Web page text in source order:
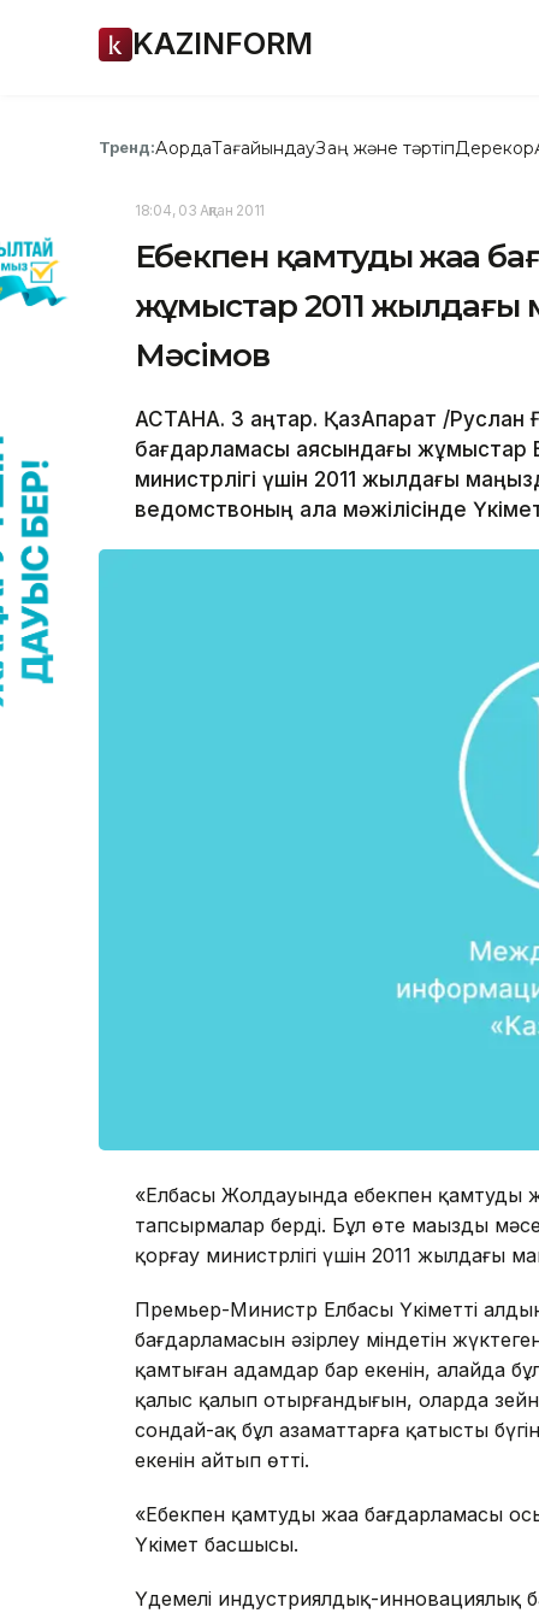
KAZINFORM
Тренд:АқордаТағайындауЗаң және тәртіпДерекқор
18:04, 03 Ақпан 2011
Еңбекпен қамтудың жаңа
жұмыстар 2011 жылдағы
Мәсімов
АСТАНА. 3 қаңтар. ҚазАқпарат /
бағдарламасы аясындағы жұмыстар
министрлігі үшін 2011 жылдағы
ведомствоның алқа мәжілісінде
«Елбасы Жолдауында еңбекпен қамтудың
тапсырмалар берді. Бұл өте маңызды
қорғау министрлігі үшін 2011 жылдағы
Премьер-Министр Елбасы Үкіметтің
бағдарламасын әзірлеу міндетін
қамтыған адамдар бар екенін, алайда
қалыс қалып отырғандығын, оларда
сондай-ақ бұл азаматтарға қатысты
екенін айтып өтті.
«Еңбекпен қамтудың жаңа бағдарламасы
Үкімет басшысы.
Үдемелі индустриялдық-инновациялық